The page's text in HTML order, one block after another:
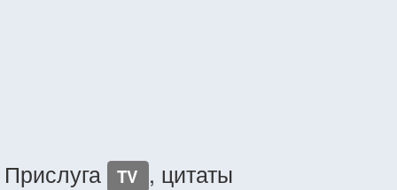
Прислуга TV , цитаты